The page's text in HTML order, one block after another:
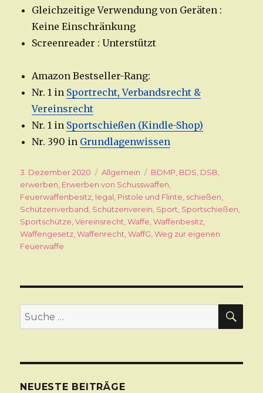
Gleichzeitige Verwendung von Geräten :
Keine Einschränkung
Screenreader : Unterstützt
Amazon Bestseller-Rang:
Nr. 1 in Sportrecht, Verbandsrecht &
Vereinsrecht
Nr. 1 in Sportschießen (Kindle-Shop)
Nr. 390 in Grundlagenwissen
Veröffentlicht
am
3. Dezember 2020 Kategorien
Allgemein Schlagwörter
BDMP BDS DSB
erwerben Erwerben von Schusswaffen
Feuerwaffenbesitz legal Pistole und Flinte schießen
Schützenverband Schützenverein Sport Sportschießen
Sportschütze ,Vereinsrecht ,Waffe ,Waffenbesitz
Waffengesetz ,Waffenrecht ,WaffG ,Weg zur eigenen
Feuerwaffe
Suche
nach:
NEUESTE BEITRÄGE